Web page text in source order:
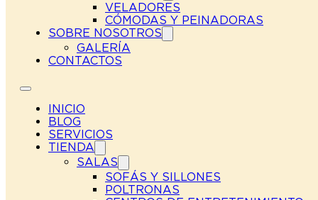
VELADORES
CÓMODAS Y PEINADORAS
SOBRE NOSOTROS
GALERÍA
CONTACTOS
INICIO
BLOG
SERVICIOS
TIENDA
SALAS
SOFÁS Y SILLONES
POLTRONAS